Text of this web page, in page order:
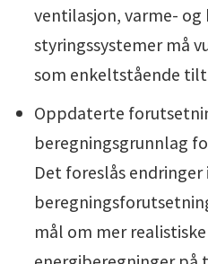
ventilasjon, varme- og
styringssystemer må
som enkeltstående
Oppdaterte
beregningsgrunnlag
Det foreslås endringer i
mål om mer